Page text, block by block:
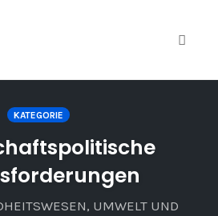
KATEGORIE
UMWELT UND